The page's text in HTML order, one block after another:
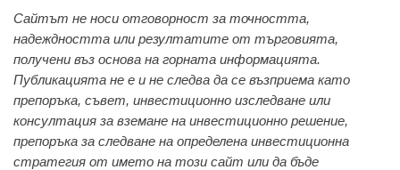
Сайтът не носи отговорност за точността,
надеждността или резултатите от търговията,
получени въз основа на горната информацията.
Публикацията не е и не следва да се възприема като
препоръка, съвет, инвестиционно изследване или
консултация за вземане на инвестиционно решение,
препоръка за следване на определена инвестиционна
стратегия от името на този сайт или да бъде